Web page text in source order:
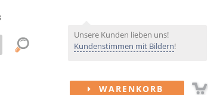
Unsere Kunden lieben uns!
Kundenstimmen mit Bildern!
WARENKORB